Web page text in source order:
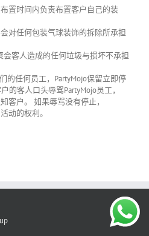
置时间内负责布置客户自己的装
对任何包装气球装饰的拆除所承担
会客人造成的任何垃圾与损坏不承担
的任何员工， PartyMojo保留立即停
的客人口头辱骂PartyMojo员工，
客户。 如果辱骂没有停止，
动的权利。